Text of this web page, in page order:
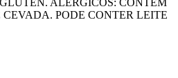
ALÉRGICOS: CONTÉM
PODE CONTER LEITE